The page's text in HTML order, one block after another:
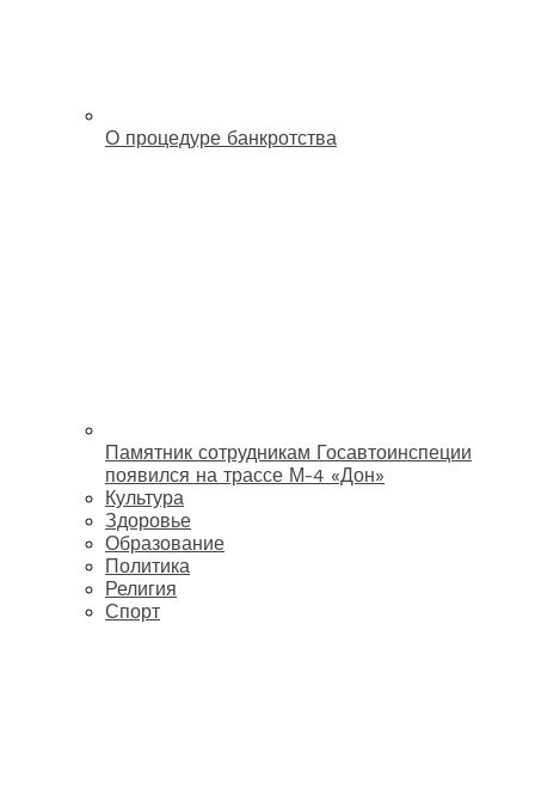
О процедуре банкротства
Памятник сотрудникам Госавтоинспеции
появился на трассе М-4 «Дон»
Культура
Здоровье
Образование
Политика
Религия
Спорт